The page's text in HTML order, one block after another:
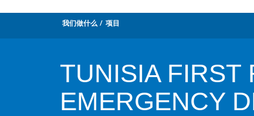
我们做什么 项目
TUNISIA FIRST
EMERGENCY